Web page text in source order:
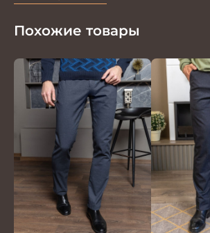
Похожие товары